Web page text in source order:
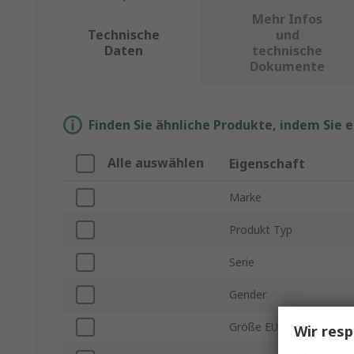
Technische
Daten
Mehr Infos
und
technische
Dokumente
Finden Sie ähnliche Produkte, indem
Alle auswählen Eigenschaft
Marke
Produkt Typ
Serie
Gender
Größe EU Wir